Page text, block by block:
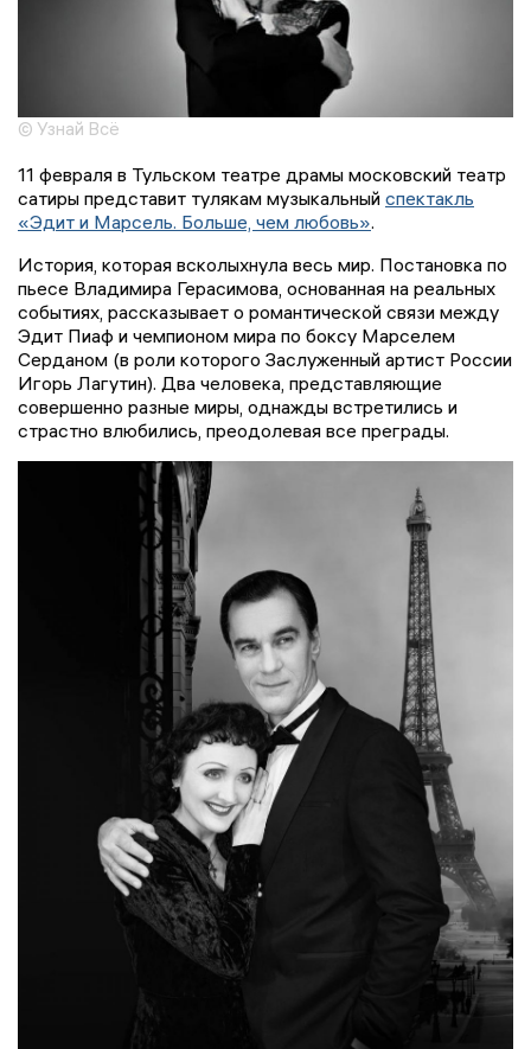
© Узнай Всё
11 февраля в Тульском театре драмы московский театр
сатиры представит тулякам музыкальный спектакль
«Эдит и Марсель. Больше, чем любовь».
История, которая всколыхнула весь мир. Постановка по
пьесе Владимира Герасимова, основанная на реальных
событиях, рассказывает о романтической связи между
Эдит Пиаф и чемпионом мира по боксу Марселем
Серданом (в роли которого Заслуженный артист России
Игорь Лагутин). Два человека, представляющие
совершенно разные миры, однажды встретились и
страстно влюбились, преодолевая все преграды.